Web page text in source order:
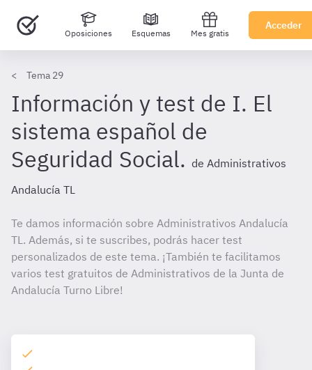
Oposiciones Esquemas Mes gratis
Acceder
Tema 29
Información y test de I. El
sistema español de
Seguridad Social. de Administrativos
Andalucía TL
Te damos información sobre Administrativos Andalucía
TL. Además, si te suscribes, podrás hacer test
personalizados de este tema. ¡También te facilitamos
varios test gratuitos de Administrativos de la Junta de
Andalucía Turno Libre!